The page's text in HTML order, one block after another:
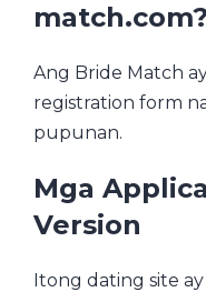
match.com?
Ang Bride Match
registration form
pupunan.
Mga
Version
Itong dating site